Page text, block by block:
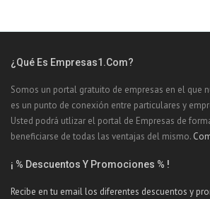
¿Qué Es Empresas1.com?
Somos un portal gratuito de empresas en el que
es un punto de conexión entre particulares y
Usted podrá utlizar el portal de Empresas de
beneficiarse de todas las ventajas del mismo.
¡ % Descuentos Y Promociones % !
Recibe en tu email los diferentes descuentos y